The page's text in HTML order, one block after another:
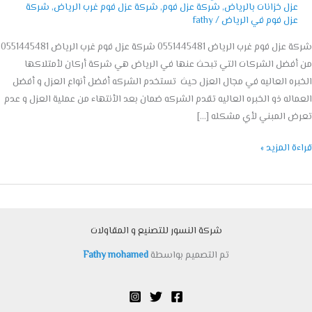
عزل خزانات بالرياض,شركة عزل فوم,شركة عزل فوم غرب الرياض,شركة
عزل فوم في الرياض/
fathy
شركة عزل فوم غرب الرياض 0551445481 شركة عزل فوم غرب الرياض 0551445481
الشركات التي تبحث عنها في الرياض هي شركة أركان لأمتلاكها
العاليه في مجال العزل حيث تستخدم الشركه أفضل أنواع العزل و أفضل
ذو الخبره العاليه تقدم الشركه ضمان بعد الأنتهاء من عملية العزل و عدم
المبني لأي مشكله […]
المزيد »
شركة النسور للتصنيع و المقاولات
تم التصميم بواسطةFathy mohamed